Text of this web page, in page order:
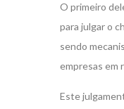
O primeiro
para julgar o
sendo
empresas em
Este